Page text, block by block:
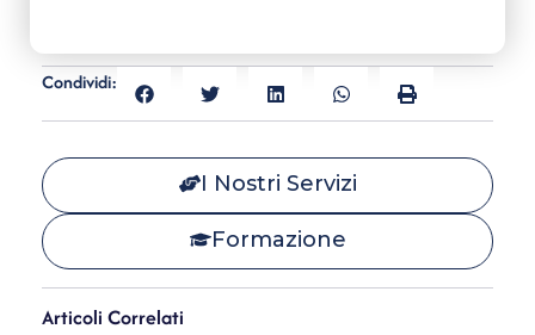
Condividi:
I Nostri Servizi
Formazione
Articoli Correlati